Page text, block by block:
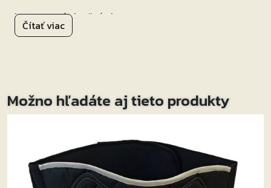
Integrovaná slnečná clona.
Ventilácia pre lepšiu priedušnosť.
Hmotnosť 1400 g (+/- 50g).Homologácia ECE 22.05.
Otvorená prilba na pohodové moto výlety!
Čítať viac
Možno hľadáte aj tieto produkty